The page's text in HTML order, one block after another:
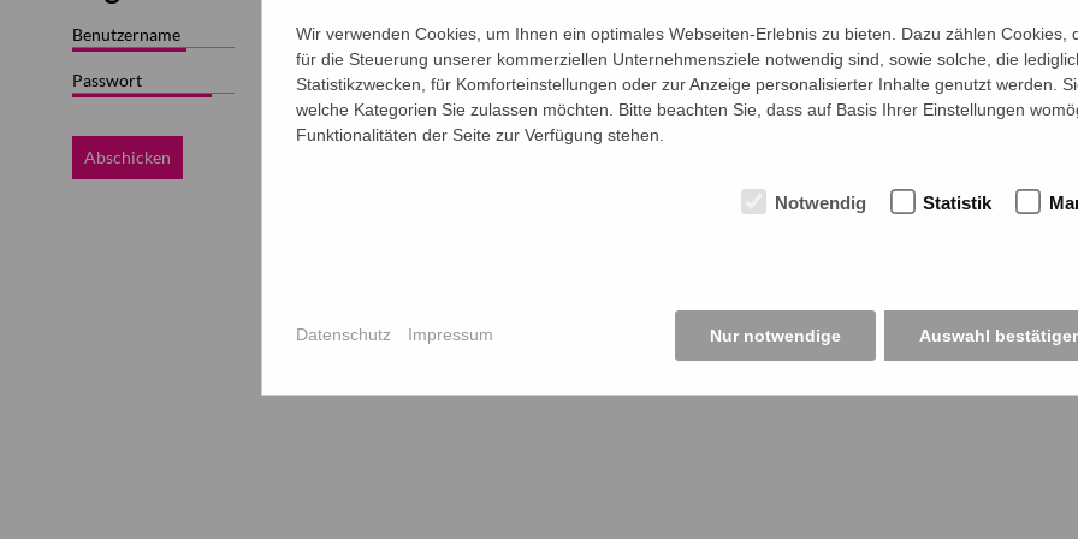
Benutzername
Passwort
Abschicken
Wir verwenden Cookies, um Ihnen ein optimales Webseiten-Erlebnis zu bieten. Dazu zählen Cookies,
für die Steuerung unserer kommerziellen Unternehmensziele notwendig sind, sowie solche, die
Statistikzwecken, für Komforteinstellungen oder zur Anzeige personalisierter Inhalte genutzt werden.
welche Kategorien Sie zulassen möchten. Bitte beachten Sie, dass auf Basis Ihrer Einstellungen
Funktionalitäten der Seite zur Verfügung stehen.
Notwendig Statistik
Nur notwendige Auswahl
Datenschutz Impressum